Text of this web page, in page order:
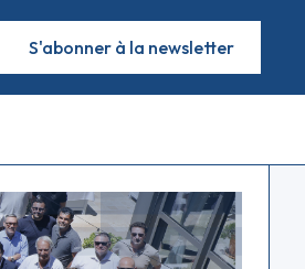
S'abonner à la newsletter